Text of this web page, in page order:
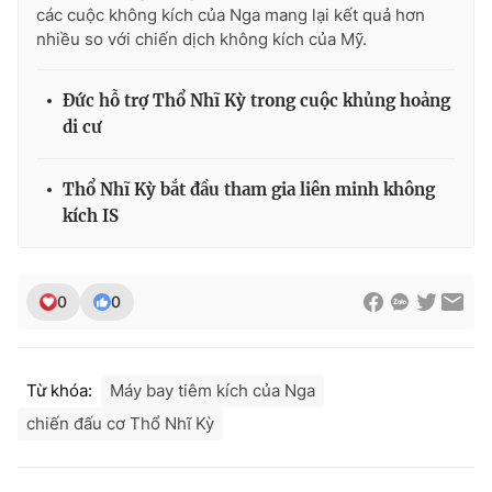
THỜI BÁO VTV
Theo dõi báo trên
Cơ quan báo chí:
Tổng Biên tập:Vũ Thanh Thủy
Phó Tổng Biên tập:Nguyễn Thị Mỹ Hạnh, Phạm Quốc Thắng,
các cuộc không kích của Nga mang lại kết quả hơn
nhiều so với chiến dịch không kích của Mỹ.
Đức hỗ trợ Thổ Nhĩ Kỳ trong cuộc khủng hoảng
di cư
Thổ Nhĩ Kỳ bắt đầu tham gia liên minh không
kích IS
0 0
Từ khóa:
Máy bay tiêm kích của Nga
chiến đấu cơ Thổ Nhĩ Kỳ